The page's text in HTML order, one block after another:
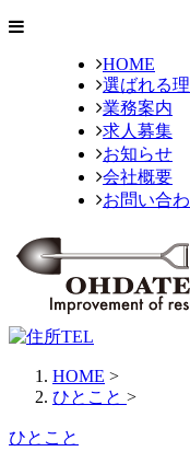
HOME
選ばれる
業務案内
求人募集
お知らせ
会社概要
お問い合
HOME >
ひとこと >
ひとこと